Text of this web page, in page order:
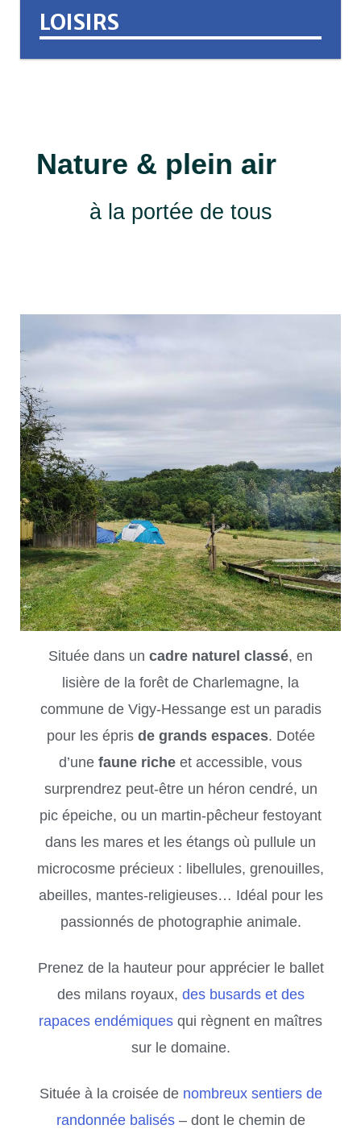
LOISIRS
Nature & plein air
à la portée de tous
Située dans un cadre naturel classé, en
lisière de la forêt de Charlemagne, la
commune de Vigy-Hessange est un paradis
pour les épris de grands espaces. Dotée
d’une faune riche et accessible, vous
surprendrez peut-être un héron cendré, un
pic épeiche, ou un martin-pêcheur festoyant
dans les mares et les étangs où pullule un
microcosme précieux : libellules, grenouilles,
abeilles, mantes-religieuses… Idéal pour les
passionnés de photographie animale.
Prenez de la hauteur pour apprécier le ballet
des milans royaux, des busards et des
rapaces endémiques qui règnent en maîtres
sur le domaine.
Située à la croisée de nombreux sentiers de
randonnée balisés– dont le chemin de